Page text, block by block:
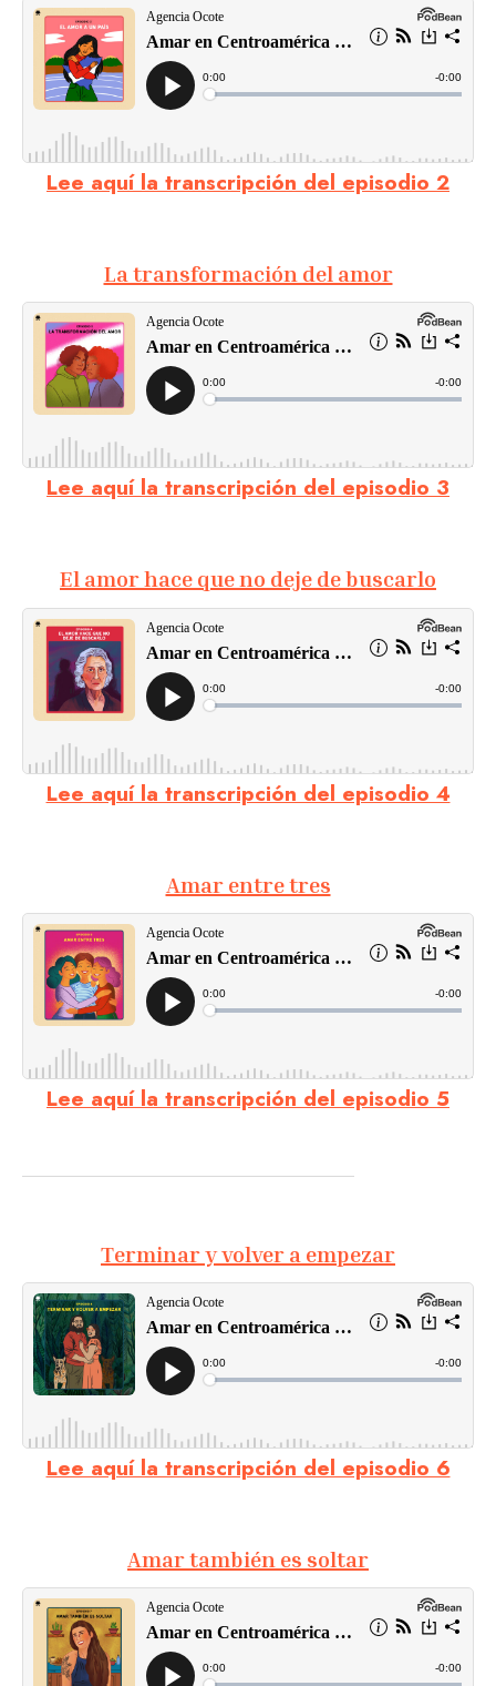
Lee aquí la transcripción del episodio 2
La transformación del amor
Lee aquí la transcripción del episodio 3
El amor hace que no deje de buscarlo
Lee aquí la transcripción del episodio 4
Amar entre tres
Lee aquí la transcripción del episodio 5
Terminar y volver a empezar
Lee aquí la transcripción del episodio 6
Amar también es soltar